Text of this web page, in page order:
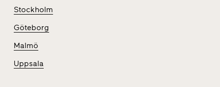
Stockholm
Göteborg
Malmö
Uppsala